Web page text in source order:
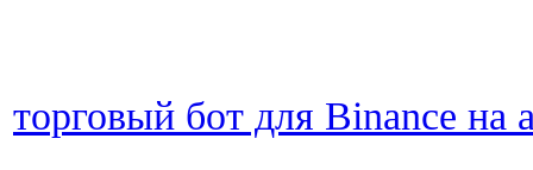
торговый бот для Binance на